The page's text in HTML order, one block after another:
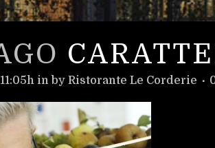
in by Ristorante Le Corderie